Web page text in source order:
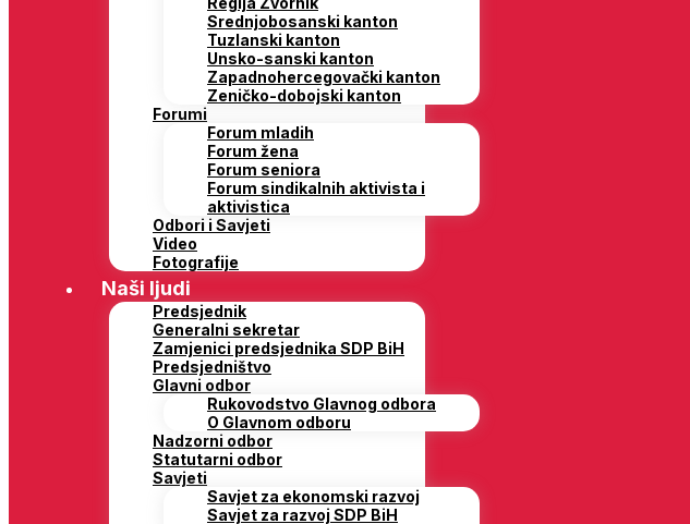
Srednjobosanski kanton
Tuzlanski kanton
Unsko-sanski kanton
Zapadnohercegovački kanton
Zeničko-dobojski kanton
Forumi
Forum mladih
Forum žena
Forum seniora
Forum sindikalnih aktivista i
aktivistica
Odbori i Savjeti
Video
Fotografije
Naši ljudi
Predsjednik
Generalni sekretar
Zamjenici predsjednika SDP BiH
Predsjedništvo
Glavni odbor
Rukovodstvo Glavnog odbora
O Glavnom odboru
Nadzorni odbor
Statutarni odbor
Savjeti
Savjet za ekonomski razvoj
Savjet za razvoj SDP BiH